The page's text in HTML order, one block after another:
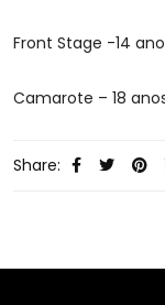
Front Stage -14
Camarote – 18
Share: